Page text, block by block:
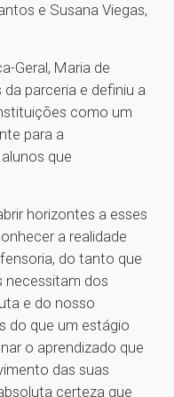
e Susana Viegas,
Geral, Maria de
parceria e definiu a
como um
para a
que
horizontes a esses
a realidade
do tanto que
necessitam dos
e do nosso
do que um estágio
o aprendizado que
das suas
certeza que